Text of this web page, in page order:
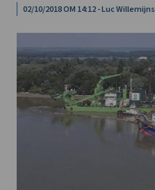
02/10/2018 OM 14:12 - Luc Willemijns